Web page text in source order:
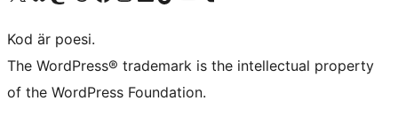
Kod är poesi.
The WordPress® trademark is the intellectual property
of the WordPress Foundation.